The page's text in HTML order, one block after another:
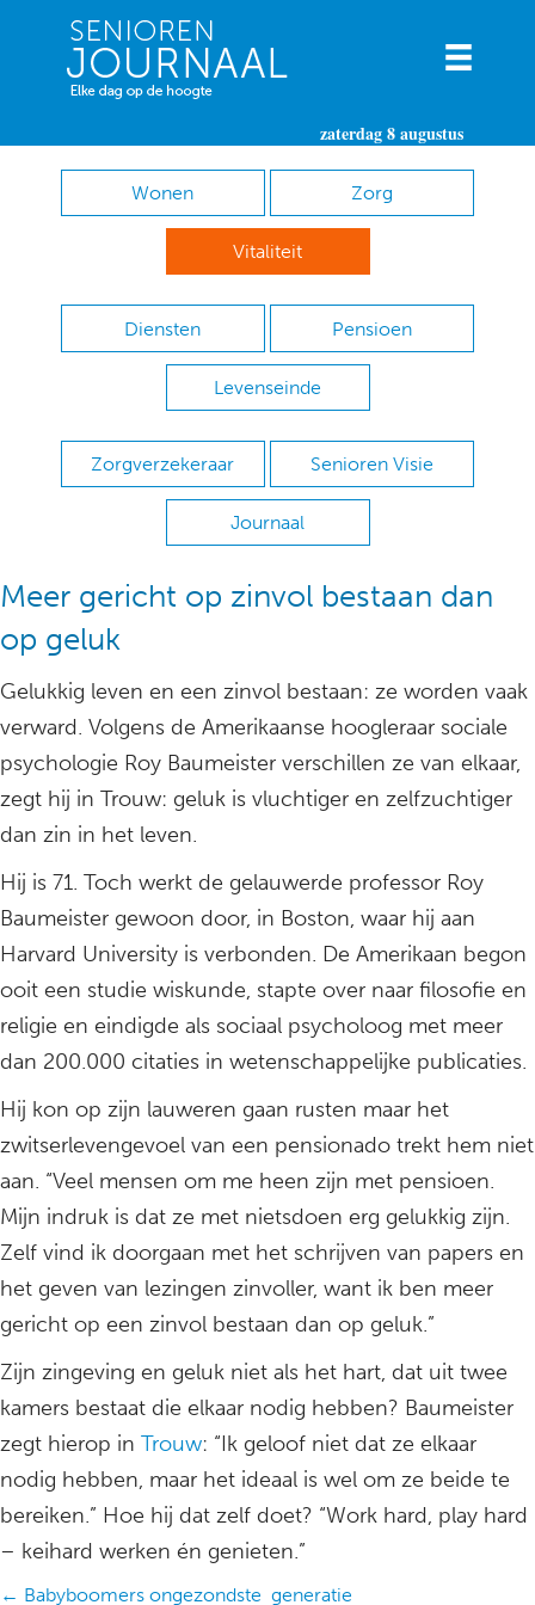
zaterdag 8 augustus
Wonen Zorg
Vitaliteit
Diensten Pensioen
Levenseinde
Zorgverzekeraar Senioren Visie
Journaal
Meer gericht op zinvol bestaan dan
op geluk
Gelukkig leven en een zinvol bestaan: ze worden vaak
verward. Volgens de Amerikaanse hoogleraar sociale
psychologie Roy Baumeister verschillen ze van elkaar,
zegt hij in Trouw: geluk is vluchtiger en zelfzuchtiger
dan zin in het leven.
Hij is 71. Toch werkt de gelauwerde professor Roy
Baumeister gewoon door, in Boston, waar hij aan
Harvard University is verbonden. De Amerikaan begon
ooit een studie wiskunde, stapte over naar filosofie en
religie en eindigde als sociaal psycholoog met meer
dan 200.000 citaties in wetenschappelijke publicaties.
Hij kon op zijn lauweren gaan rusten maar het
zwitserlevengevoel van een pensionado trekt hem niet
aan. “Veel mensen om me heen zijn met pensioen.
Mijn indruk is dat ze met nietsdoen erg gelukkig zijn.
Zelf vind ik doorgaan met het schrijven van papers en
het geven van lezingen zinvoller, want ik ben meer
gericht op een zinvol bestaan dan op geluk.”
Zijn zingeving en geluk niet als het hart, dat uit twee
kamers bestaat die elkaar nodig hebben? Baumeister
zegt hierop in Trouw: “Ik geloof niet dat ze elkaar
nodig hebben, maar het ideaal is wel om ze beide te
bereiken.” Hoe hij dat zelf doet? “Work hard, play hard
– keihard werken én genieten.”
← Babyboomers ongezondste generatie